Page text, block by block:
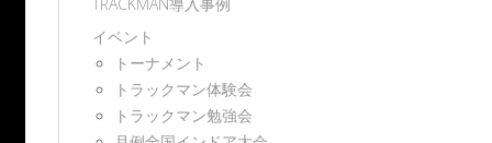
イベント
トーナメント
トラックマン体験会
トラックマン勉強会